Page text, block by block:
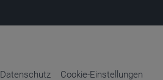
Datenschutz Cookie-Einstellungen